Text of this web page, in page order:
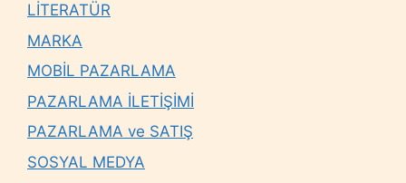
LİTERATÜR
MARKA
MOBİL PAZARLAMA
PAZARLAMA İLETİŞİMİ
PAZARLAMA ve SATIŞ
SOSYAL MEDYA